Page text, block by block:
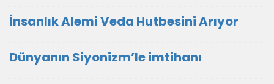
İnsanlık Alemi Veda Hutbesini Arıyor
Dünyanın Siyonizm’le imtihanı